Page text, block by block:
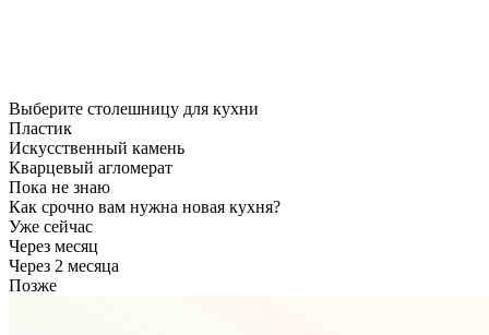
Выберите столешницу для кухни
Пластик
Искусственный камень
Кварцевый агломерат
Пока не знаю
Как срочно вам нужна новая кухня?
Уже сейчас
Через месяц
Через 2 месяца
Позже